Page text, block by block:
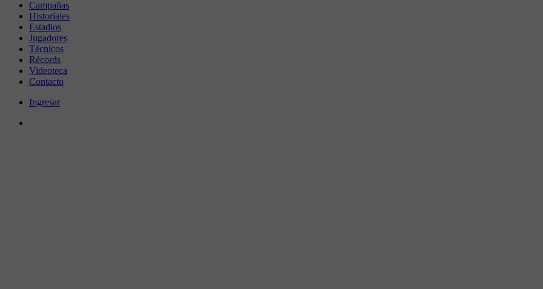
Campañas
Historiales
Estadios
Jugadores
Técnicos
Récords
Videoteca
Contacto
Ingresar